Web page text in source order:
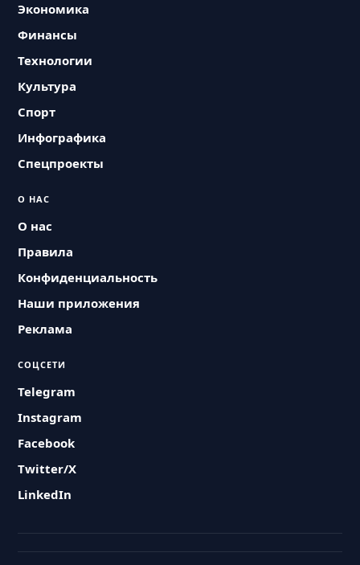
Экономика
Финансы
Технологии
Культура
Спорт
Инфографика
Спецпроекты
О НАС
О нас
Правила
Конфиденциальность
Наши приложения
Реклама
СОЦСЕТИ
Telegram
Instagram
Facebook
Twitter/X
LinkedIn